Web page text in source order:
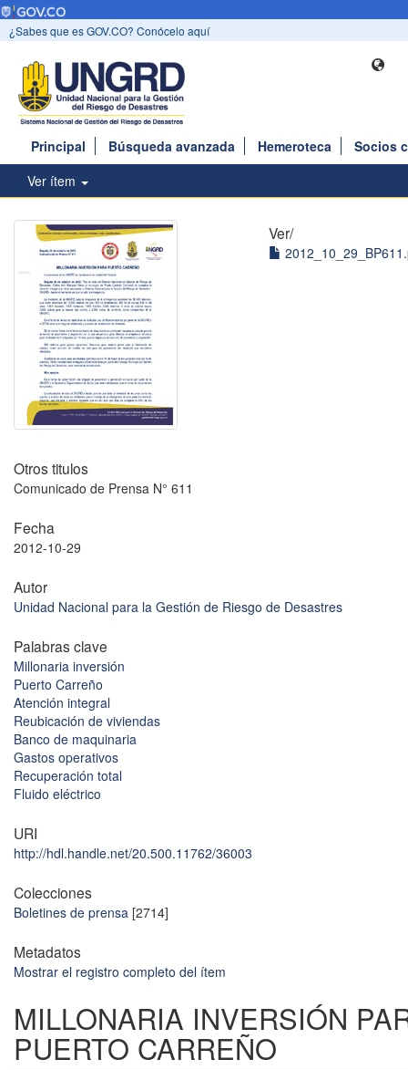
¿Sabes que es GOV.CO? Conócelo aquí
Principal Búsqueda avanzada Hemeroteca
Socios
Ver ítem
Ver/
Otros titulos
Comunicado de Prensa N° 611
Fecha
2012-10-29
Autor
Unidad Nacional para la Gestión de Riesgo de Desastres
Palabras clave
Millonaria inversión
Puerto Carreño
Atención integral
Reubicación de viviendas
Banco de maquinaria
Gastos operativos
Recuperación total
Fluido eléctrico
URI
http://hdl.handle.net/20.500.11762/36003
Colecciones
Boletines de prensa [2714]
Metadatos
Mostrar el registro completo del ítem
MILLONARIA INVERSIÓN
PUERTO CARREÑO